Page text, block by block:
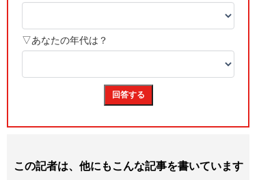
この記者は、他にもこんな記事を書いています